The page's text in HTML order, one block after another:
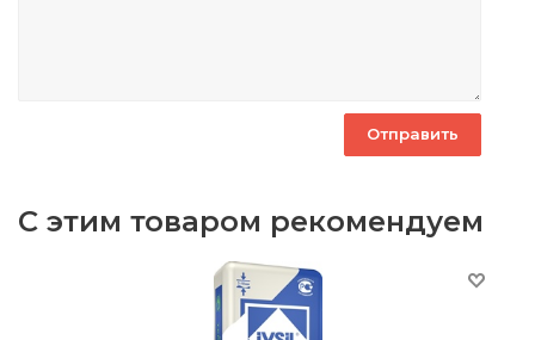
С этим товаром рекомендуем